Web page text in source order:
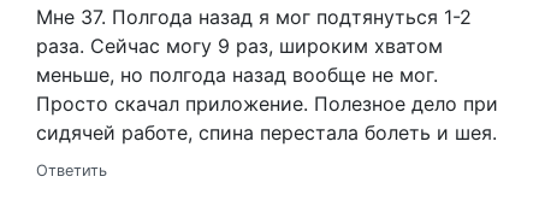
Мне 37. Полгода назад я мог подтянуться 1-2
раза. Сейчас могу 9 раз, широким хватом
меньше, но полгода назад вообще не мог.
Просто скачал приложение. Полезное дело при
сидячей работе, спина перестала болеть и шея.
Ответить